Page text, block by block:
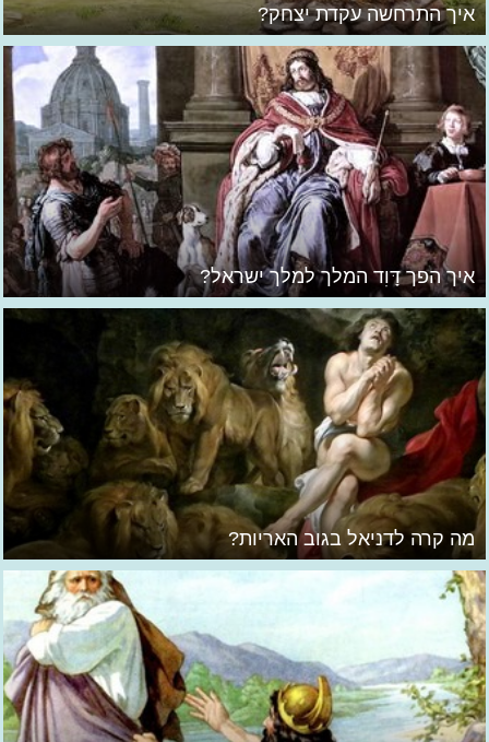
איך התרחשה עקדת יצחק?
איך הפך דָּוִד המלך למלך ישראל?
מה קרה לדניאל בגוב האריות?